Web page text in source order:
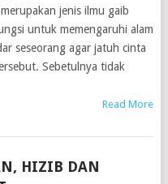
jenis ilmu gaib
untuk memengaruhi alam
seseorang agar jatuh cinta
Sebetulnya tidak
Read More
HIZIB DAN